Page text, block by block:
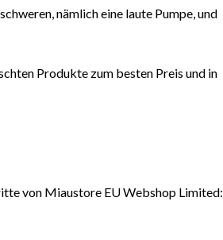
nämlich eine laute Pumpe, und
Produkte zum besten Preis und in
von Miaustore EU Webshop Limited: